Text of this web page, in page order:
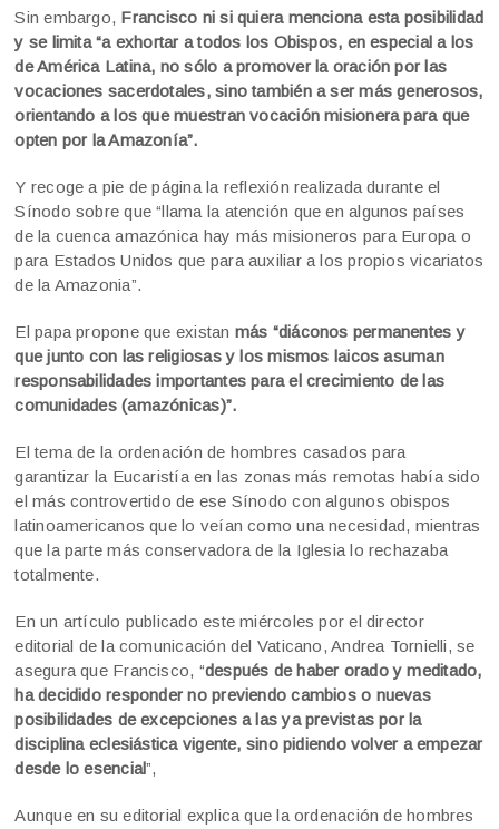
Sin embargo, Francisco ni si quiera menciona esta posibilidad
y se limita “a exhortar a todos los Obispos, en especial a los
de América Latina, no sólo a promover la oración por las
vocaciones sacerdotales, sino también a ser más generosos,
orientando a los que muestran vocación misionera para que
opten por la Amazonía”.
Y recoge a pie de página la reflexión realizada durante el
Sínodo sobre que “llama la atención que en algunos países
de la cuenca amazónica hay más misioneros para Europa o
para Estados Unidos que para auxiliar a los propios vicariatos
de la Amazonia”.
El papa propone que existan más “diáconos permanentes y
que junto con las religiosas y los mismos laicos asuman
responsabilidades importantes para el crecimiento de las
comunidades (amazónicas)”.
El tema de la ordenación de hombres casados para
garantizar la Eucaristía en las zonas más remotas había sido
el más controvertido de ese Sínodo con algunos obispos
latinoamericanos que lo veían como una necesidad, mientras
que la parte más conservadora de la Iglesia lo rechazaba
totalmente.
En un artículo publicado este miércoles por el director
editorial de la comunicación del Vaticano, Andrea Tornielli, se
asegura que Francisco, “después de haber orado y meditado,
ha decidido responder no previendo cambios o nuevas
posibilidades de excepciones a las ya previstas por la
disciplina eclesiástica vigente, sino pidiendo volver a empezar
desde lo esencial”,
Aunque en su editorial explica que la ordenación de hombres